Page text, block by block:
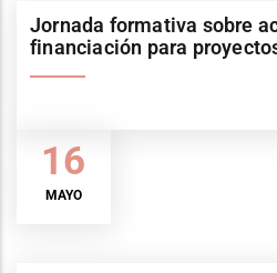
16
MAYO
Jornada formativa sobre
financiación para